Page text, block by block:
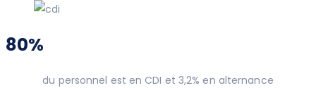
80%
du personnel est en CDI et 3,2% en alternance